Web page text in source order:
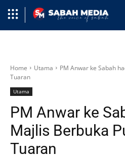
Home Utama
PM Anwar ke Sabah
Tuaran
Utama
PM Anwar ke
Majlis Berbuka
Tuaran